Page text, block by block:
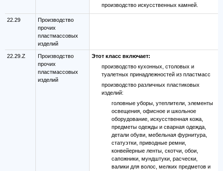
производство искусственных камней.
22.29
Производство
прочих
пластмассовых
изделий
22.29.Z
Производство
прочих
пластмассовых
изделий
Этот класс включает:
производство кухонных, столовых и
туалетных принадлежностей из пластмасс
производство различных пластиковых
изделий:
головные уборы, утеплители, элементы
освещения, офисное и школьное
оборудование, искусственная кожа,
предметы одежды и сварная одежда,
детали обуви, мебельная фурнитура,
статуэтки, приводные ремни,
конвейерные ленты, скотчи, обои,
сапожники, мундштуки, расчески,
валики для волос, мелких предметов и